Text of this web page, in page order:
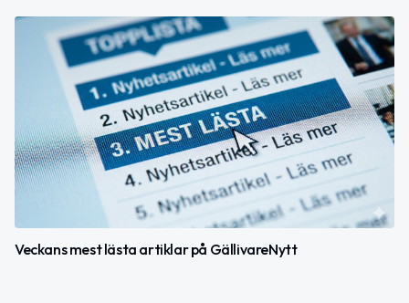
Veckans mest lästa artiklar på GällivareNytt